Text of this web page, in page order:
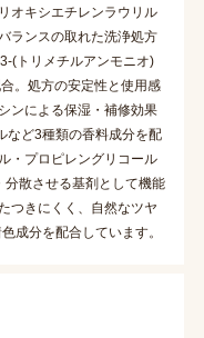
オキシエチレンラウリル
ランスの取れた洗浄処方
(トリメチルアンモニオ)
。処方の安定性と使用感
ンによる保湿・補修効果
など3種類の香料成分を配
・プロピレングリコール
散させる基剤として機能
つきにくく、自然なツヤ
成分を配合しています。